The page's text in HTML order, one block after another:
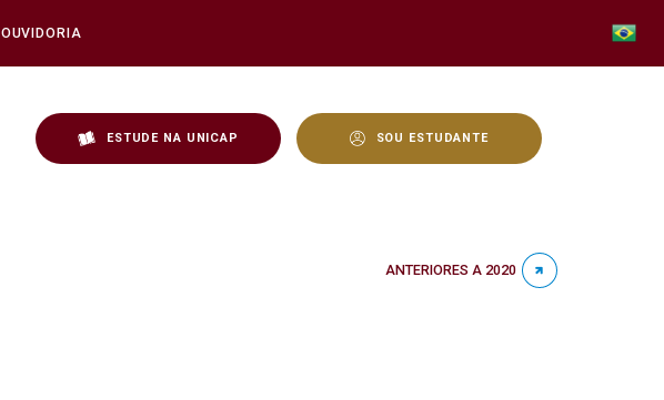
OUVIDORIA
ESTUDE NA UNICAP SOU ESTUDANTE
ANTERIORES A 2020